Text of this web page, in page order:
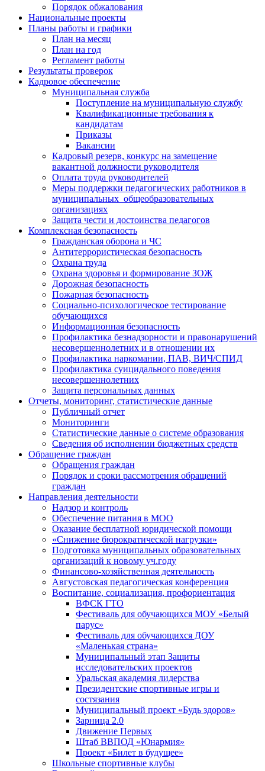
Порядок обжалования
Национальные проекты
Планы работы и графики
План на месяц
План на год
Регламент работы
Результаты проверок
Кадровое обеспечение
Муниципальная служба
Поступление на муниципальную службу
Квалификационные требования к
кандидатам
Приказы
Вакансии
Кадровый резерв, конкурс на замещение
вакантной должности руководителя
Оплата труда руководителей
Меры поддержки педагогических работников в
муниципальных общеобразовательных
организациях
Защита чести и достоинства педагогов
Комплексная безопасность
Гражданская оборона и ЧС
Антитеррористическая безопасность
Охрана труда
Охрана здоровья и формирование ЗОЖ
Дорожная безопасность
Пожарная безопасность
Социально-психологическое тестирование
обучающихся
Информационная безопасность
Профилактика безнадзорности и правонарушений
несовершеннолетних и в отношении их
Профилактика наркомании, ПАВ, ВИЧ/СПИД
Профилактика суицидального поведения
несовершеннолетних
Защита персональных данных
Отчеты, мониторинг, статистические данные
Публичный отчет
Мониторинги
Статистические данные о системе образования
Сведения об исполнении бюджетных средств
Обращение граждан
Обращения граждан
Порядок и сроки рассмотрения обращений
граждан
Направления деятельности
Надзор и контроль
Обеспечение питания в МОО
Оказание бесплатной юридической помощи
«Снижение бюрократической нагрузки»
Подготовка муниципальных образовательных
организаций к новому уч.году
Финансово-хозяйственная деятельность
Августовская педагогическая конференция
Воспитание, социализация, профориентация
ВФСК ГТО
Фестиваль для обучающихся МОУ «Белый
парус»
Фестиваль для обучающихся ДОУ
«Маленькая страна»
Муниципальный этап Защиты
исследовательских проектов
Уральская академия лидерства
Президентские спортивные игры и
состязания
Муниципальный проект «Будь здоров»
Зарница 2.0
Движение Первых
Штаб ВВПОД «Юнармия»
Проект «Билет в будущее»
Школьные спортивные клубы